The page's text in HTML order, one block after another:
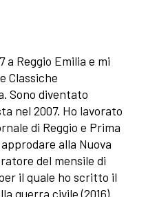
a Reggio Emilia e mi
Classiche
Sono diventato
nel 2007. Ho lavorato
di Reggio e Prima
alla Nuova
del mensile di
il quale ho scritto il
guerra civile (2016).